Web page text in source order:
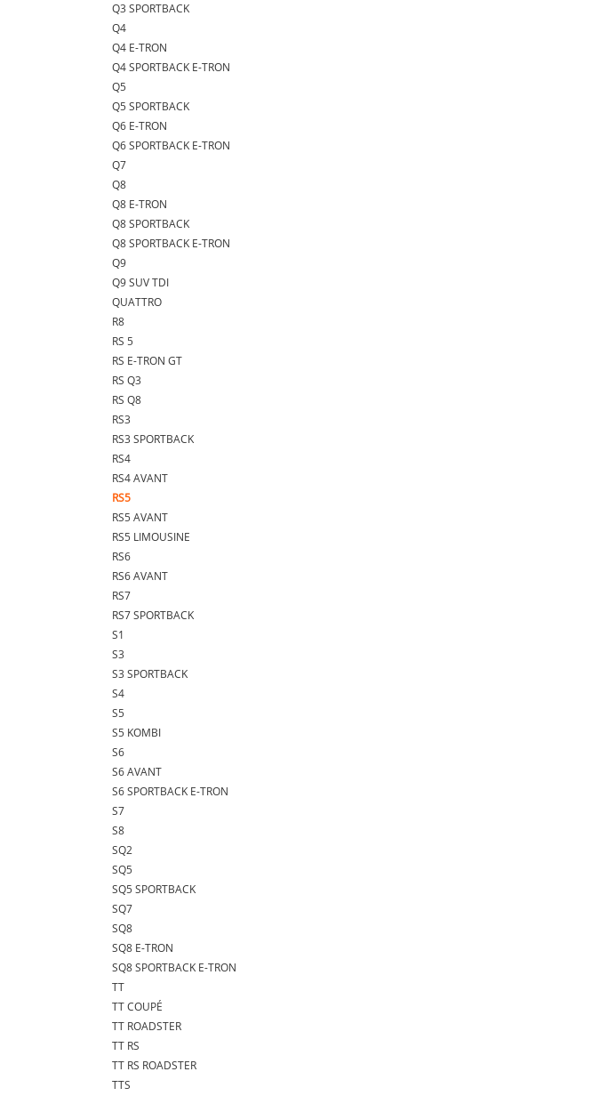
Q3 SPORTBACK
Q4
Q4 E-TRON
Q4 SPORTBACK E-TRON
Q5
Q5 SPORTBACK
Q6 E-TRON
Q6 SPORTBACK E-TRON
Q7
Q8
Q8 E-TRON
Q8 SPORTBACK
Q8 SPORTBACK E-TRON
Q9
Q9 SUV TDI
QUATTRO
R8
RS 5
RS E-TRON GT
RS Q3
RS Q8
RS3
RS3 SPORTBACK
RS4
RS4 AVANT
RS5
RS5 AVANT
RS5 LIMOUSINE
RS6
RS6 AVANT
RS7
RS7 SPORTBACK
S1
S3
S3 SPORTBACK
S4
S5
S5 KOMBI
S6
S6 AVANT
S6 SPORTBACK E-TRON
S7
S8
SQ2
SQ5
SQ5 SPORTBACK
SQ7
SQ8
SQ8 E-TRON
SQ8 SPORTBACK E-TRON
TT
TT COUPÉ
TT ROADSTER
TT RS
TT RS ROADSTER
TTS